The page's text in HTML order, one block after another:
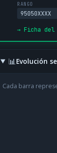
RANGO
95050XXXX
→ Ficha del
📊Evolución
Cada barra